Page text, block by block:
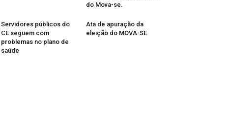
do Mova-se.
Servidores públicos do
CE seguem com
problemas no plano de
saúde
Ata de apuração da
eleição do MOVA-SE